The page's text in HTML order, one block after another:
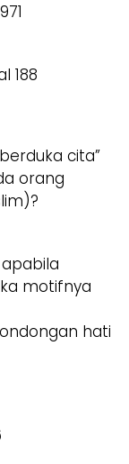
188
cita”
orang
motifnya
hati